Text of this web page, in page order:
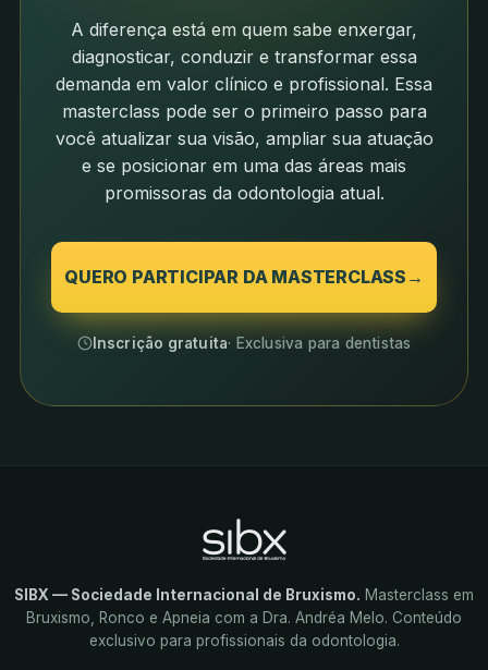
A diferença está em quem sabe enxergar,
diagnosticar, conduzir e transformar essa
demanda em valor clínico e profissional. Essa
masterclass pode ser o primeiro passo para
você atualizar sua visão, ampliar sua atuação
e se posicionar em uma das áreas mais
promissoras da odontologia atual.
QUERO PARTICIPAR DA MASTERCLASS →
Inscrição gratuita· Exclusiva para dentistas
SIBX — Sociedade Internacional de Bruxismo. Masterclass em
Bruxismo, Ronco e Apneia com a Dra. Andréa Melo. Conteúdo
exclusivo para profissionais da odontologia.